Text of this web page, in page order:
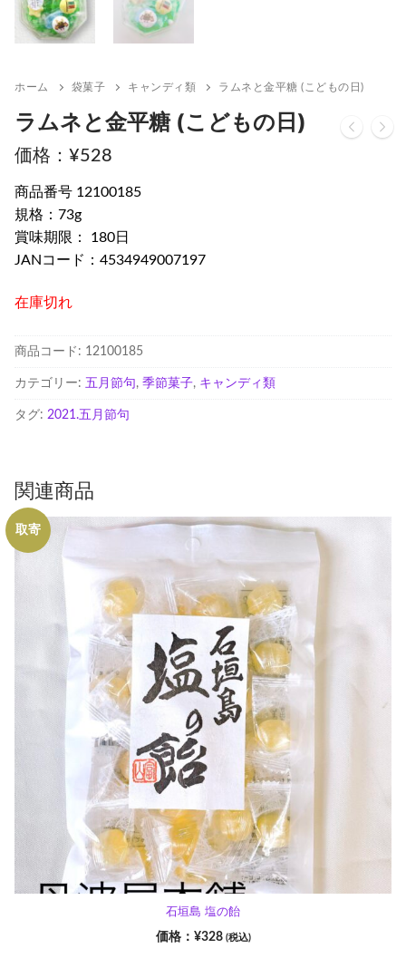
ホーム 袋菓子 キャンディ類 ラムネと金平糖 (こどもの日)
ラムネと金平糖 (こどもの日)
¥528
商品番号 12100185
規格：73g
賞味期限： 180日
JANコード：4534949007197
在庫切れ
商品コード: 12100185
カテゴリー: 五月節句 , 季節菓子, キャンディ類
タグ: 2021.五月節句
関連商品
取寄
石垣島 塩の飴
¥328 (税込)